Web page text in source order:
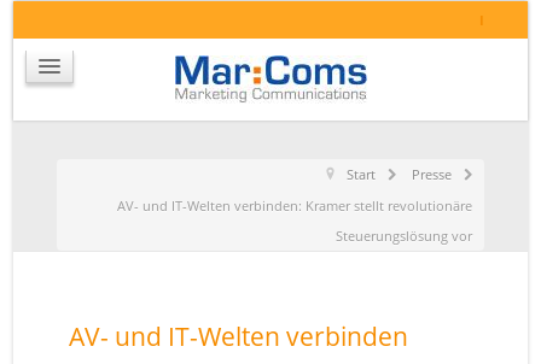
I
Start
Presse
AV- und IT-Welten verbinden: Kramer stellt revolutionäre
Steuerungslösung vor
AV- und IT-Welten verbinden